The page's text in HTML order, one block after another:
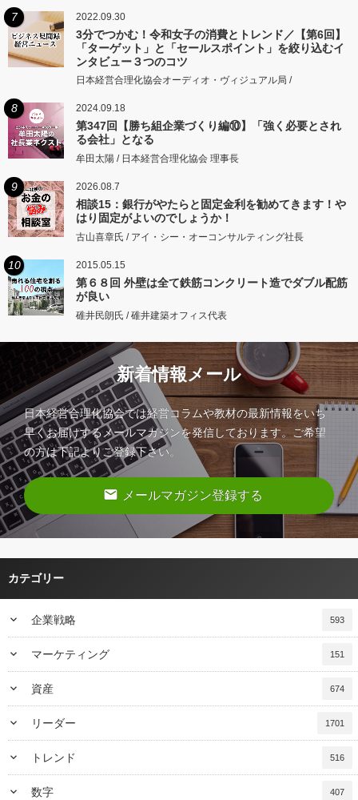
7 2022.09.30
3分でつかむ！令和女子の消費とトレンド／【第6回】
「ターゲット」と「セールスポイント」を絞り込むイ
ンタビュー３つのコツ
日本経営合理化協会オーディオ・ヴィジュアル局 /
8 2024.09.18
第347回【勝ち組企業づくり編⑩】「強く必要とされ
る会社」となる
牟田太陽 / 日本経営合理化協会 理事長
9 2026.08.7
相談15：銀行がやたらと固定金利を勧めてきます！や
はり固定がよいのでしょうか！
古山喜章氏 / アイ・シー・オーコンサルティング社長
10 2015.05.15
第６８回 外壁は全て鉄筋コンクリート造でダブル配筋
が良い
碓井民朗氏 / 碓井建築オフィス代表
新着情報メール
日本経営合理化協会では経営コラムや教材の最新情報をいち
早くお届けするメールマガジンを発信しております。ご希望
の方は下記よりご登録下さい。
email メールマガジン登録する
カテゴリー
keyboard_arrow_down 企業戦略 593
keyboard_arrow_down マーケティング 151
keyboard_arrow_down 資産 674
keyboard_arrow_down リーダー 1701
keyboard_arrow_down トレンド 516
keyboard_arrow_down 数字 407